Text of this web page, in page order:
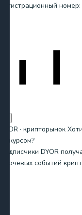
регистрационный
DYOR · крипторынок
за курсом?
Подписчики DYOR
ключевых событий